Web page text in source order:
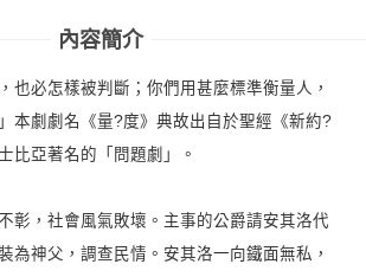
內容簡介
也必怎樣被判斷；你們用甚麼標準衡量人，
本劇劇名《量?度》典故出自於聖經《新約?
比亞著名的「問題劇」。
彰，社會風氣敗壞。主事的公爵請安其洛代
為神父，調查民情。安其洛一向鐵面無私，